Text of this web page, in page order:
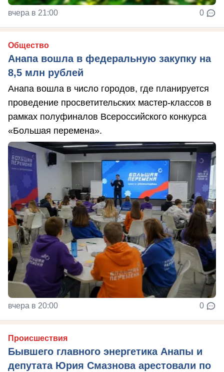
вчера в 21:00 0
Общество
Анапа вошла в федеральную закупку на
8,5 млн рублей
Анапа вошла в число городов, где планируется
проведение просветительских мастер-классов в
рамках полуфиналов Всероссийского конкурса
«Большая перемена».
вчера в 20:00 0
Происшествия
Бывшего главного энергетика Анапы и
депутата Юрия Смазнова арестовали по